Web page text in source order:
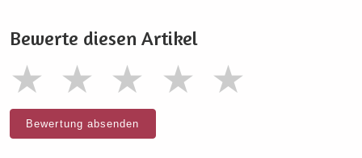
Bewerte diesen Artikel
Bewertung absenden